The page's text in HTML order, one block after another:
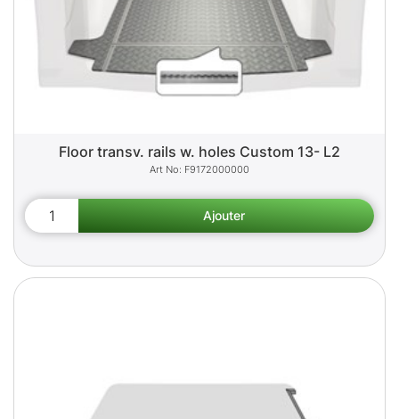
Floor transv. rails w. holes Custom 13- L2
F9172000000